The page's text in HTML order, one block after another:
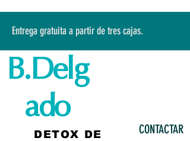
Entrega gratuita a partir de tres cajas.
B.Delg
ado
DETOX DE
CONTACTAR